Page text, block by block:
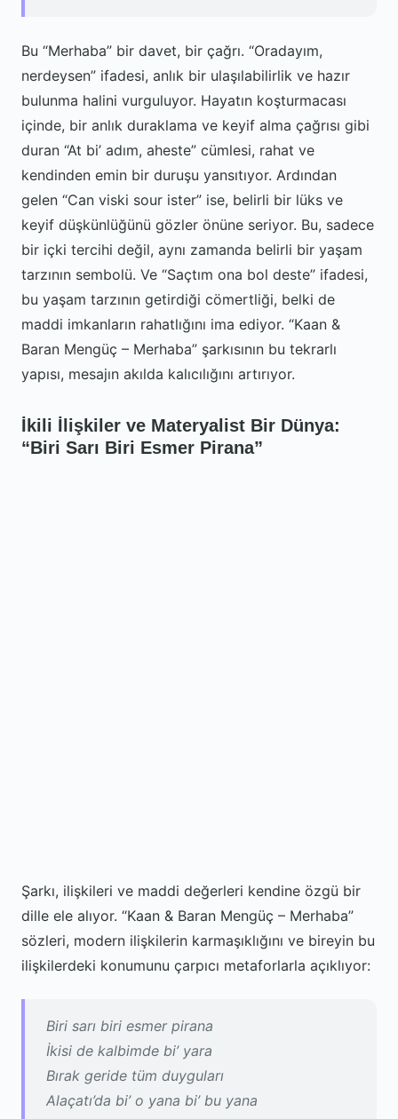
Bu “Merhaba” bir davet, bir çağrı. “Oradayım,
nerdeysen” ifadesi, anlık bir ulaşılabilirlik ve hazır
bulunma halini vurguluyor. Hayatın koşturmacası
içinde, bir anlık duraklama ve keyif alma çağrısı gibi
duran “At bi’ adım, aheste” cümlesi, rahat ve
kendinden emin bir duruşu yansıtıyor. Ardından
gelen “Can viski sour ister” ise, belirli bir lüks ve
keyif düşkünlüğünü gözler önüne seriyor. Bu, sadece
bir içki tercihi değil, aynı zamanda belirli bir yaşam
tarzının sembolü. Ve “Saçtım ona bol deste” ifadesi,
bu yaşam tarzının getirdiği cömertliği, belki de
maddi imkanların rahatlığını ima ediyor. “Kaan &
Baran Mengüç – Merhaba” şarkısının bu tekrarlı
yapısı, mesajın akılda kalıcılığını artırıyor.
İkili İlişkiler ve Materyalist Bir Dünya:
“Biri Sarı Biri Esmer Pirana”
Şarkı, ilişkileri ve maddi değerleri kendine özgü bir
dille ele alıyor. “Kaan & Baran Mengüç – Merhaba”
sözleri, modern ilişkilerin karmaşıklığını ve bireyin bu
ilişkilerdeki konumunu çarpıcı metaforlarla açıklıyor:
Biri sarı biri esmer pirana
İkisi de kalbimde bi’ yara
Bırak geride tüm duyguları
Alaçatı’da bi’ o yana bi’ bu yana